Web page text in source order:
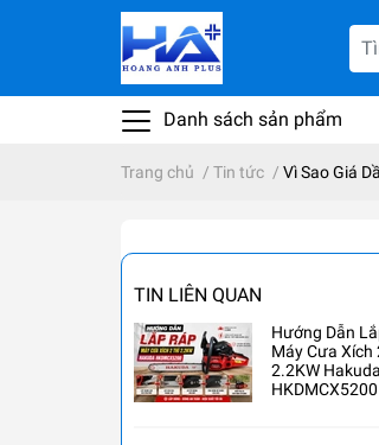
Danh sách sản phẩm
Trang chủ / Tin tức / Vì Sao Giá
TIN LIÊN QUAN
Hướng Dẫn
Máy Cưa Xích
2.2KW Hakuda
HKDMCX5200